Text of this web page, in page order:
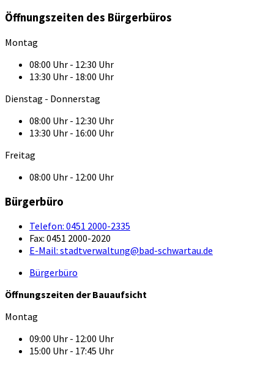
Öffnungszeiten des Bürgerbüros
Montag
08:00 Uhr - 12:30 Uhr
13:30 Uhr - 18:00 Uhr
Dienstag - Donnerstag
08:00 Uhr - 12:30 Uhr
13:30 Uhr - 16:00 Uhr
Freitag
08:00 Uhr - 12:00 Uhr
Bürgerbüro
Telefon: 0451 2000-2335
Fax: 0451 2000-2020
E-Mail: stadtverwaltung@bad-schwartau.de
Bürgerbüro
Öffnungszeiten der Bauaufsicht
Montag
09:00 Uhr - 12:00 Uhr
15:00 Uhr - 17:45 Uhr